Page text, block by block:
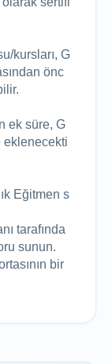
kursları, G
önc
ek süre, G
eklenecekti
Eğitmen s
tarafında
sunun.
bir